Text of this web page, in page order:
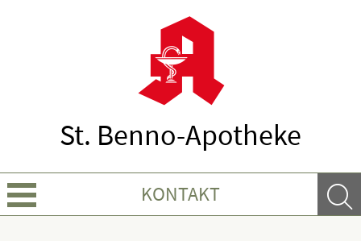
St. Benno-Apotheke
KONTAKT